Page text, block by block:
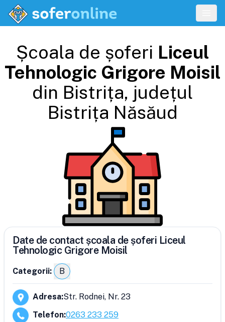
Școala de șoferi Liceul
Tehnologic Grigore Moisil
din Bistrița, județul
Bistrița Năsăud
Date de contact școala de șoferi Liceul
Tehnologic Grigore Moisil
Categorii: B
Adresa:Str. Rodnei, Nr. 23
Telefon:0263 233 259